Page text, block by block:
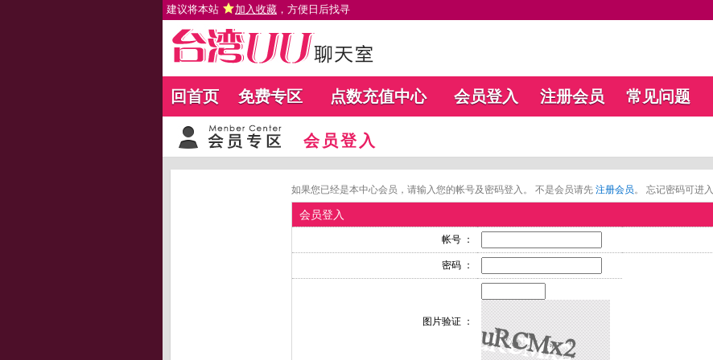
建议将本站 加入收藏 ，方便日后找寻
回首页 免费专区 点数充值中心 会员登入 注册会员 常见问题
会员登入
如果您已经是本中心会员，请输入您的帐号及密码登入。 不是会员请先 注册会员。 忘记密码可进入
会员登入
帐号 ：
密码 ：
图片验证 ：